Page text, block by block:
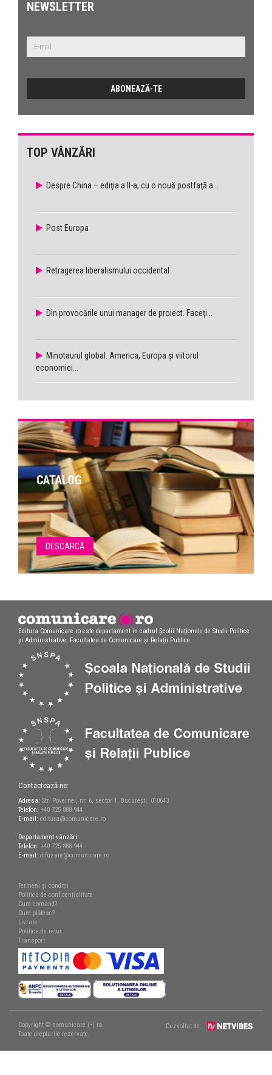
NEWSLETTER
TOP VÂNZĂRI
Despre China – ediţia a II-a, cu o nouă postfaţă a...
Post Europa
Retragerea liberalismului occidental
Din provocările unui manager de proiect. Faceţi...
Minotaurul global. America, Europa şi viitorul
economiei...
CATALOG
DESCARCĂ
Editura Comunicare.ro este departament în cadrul Școlii Naționale de Studii Politice
și Administrative, Facultatea de Comunicare și Relații Publice.
Contactează-ne:
Adresa: Str. Povernei, nr. 6, sector 1, București, 010643
Telefon: +40 725 888 944
E-mail: editura@comunicare.ro
Departament vânzări:
Telefon: +40 725 888 944
E-mail: difuzare@comunicare.ro
Termeni și condiții
Politica de confidențialitate
Cum comand?
Cum plătesc?
Livrare
Politica de retur
Transport
Copyright © comunicare (•) ro.
Toate drepturile rezervate.
Dezvoltat de: